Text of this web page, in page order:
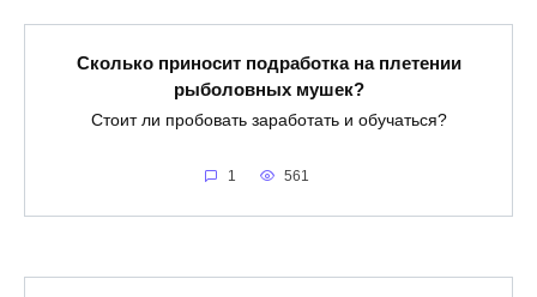
Сколько приносит подработка на плетении
рыболовных мушек?
Стоит ли пробовать заработать и обучаться?
1 561